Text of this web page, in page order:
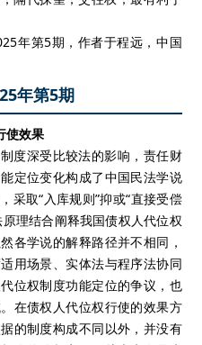
年第5期，作者于程远，中国
年第5期
使效果
度深受比较法的影响，责任财
定位变化构成了中国民法学说
采取“入库规则”抑或“直接受偿
理结合阐释我国债权人代位权
各学说的解释路径并不相同，
用场景、实体法与程序法协同
位权制度功能定位的争议，也
在债权人代位权行使的效果方
的制度构成不同以外，并没有